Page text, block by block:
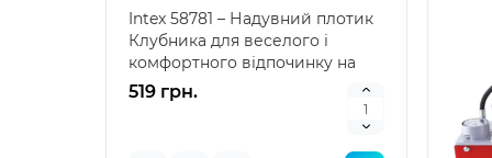
Intex 58781 – Надувний плотик
Клубника для веселого і
комфортного відпочинку на
воді Intex 58781 – я..
519 грн. 476